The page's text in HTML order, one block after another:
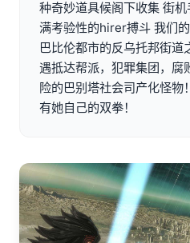
种奇妙道具候阁下收集 街
满考验性的hirer搏斗 我们
巴比伦都市的反乌托邦街道
遇抵达帮派，犯罪集团，腐
险的巴别塔社会司产化怪物
有她自己的双拳！